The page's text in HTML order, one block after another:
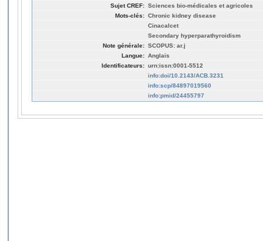
Sujet CREF: Sciences bio-médicales et agricoles
Mots-clés: Chronic kidney disease
Cinacalcet
Secondary hyperparathyroidism
Note générale: SCOPUS: ar.j
Langue: Anglais
Identificateurs: urn:issn:0001-5512
info:doi/10.2143/ACB.3231
info:scp/84897019560
info:pmid/24455797